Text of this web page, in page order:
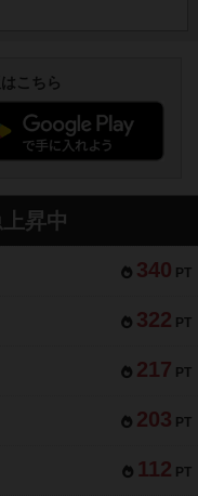
こちら
昇中
340 PT
322 PT
217 PT
203 PT
112 PT